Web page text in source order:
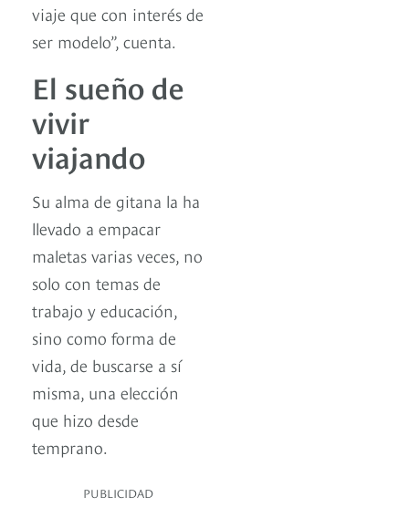
viaje que con interés de
ser modelo”, cuenta.
El sueño de
vivir
viajando
Su alma de gitana la ha
llevado a empacar
maletas varias veces, no
solo con temas de
trabajo y educación,
sino como forma de
vida, de buscarse a sí
misma, una elección
que hizo desde
temprano.
PUBLICIDAD